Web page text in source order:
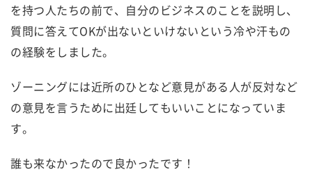
を持つ人たちの前で、自分のビジネスのことを説明し、
質問に答えてOKが出ないといけないという冷や汗もの
の経験をしました。
ゾーニングには近所のひとなど意見がある人が反対など
の意見を言うために出廷してもいいことになっていま
す。
誰も来なかったので良かったです！